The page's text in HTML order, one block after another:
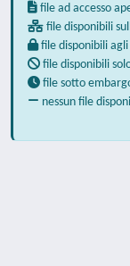
file ad accesso
file disponibili
file disponibili
file disponibili
file sotto
nessun file